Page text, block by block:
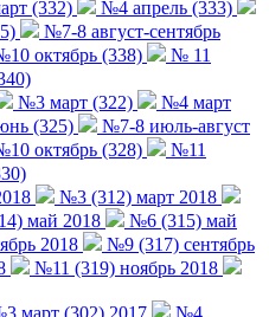
(332)
№4 апрель (333)
№7-8 август-сентябрь
октябрь (338)
№ 11
№3 март (322)
№4 март
(325)
№7-8 июль-август
октябрь (328)
№11
№3 (312) март 2018
май 2018
№6 (315) май
2018
№9 (317) сентябрь
№11 (319) ноябрь 2018
март (302) 2017 №4